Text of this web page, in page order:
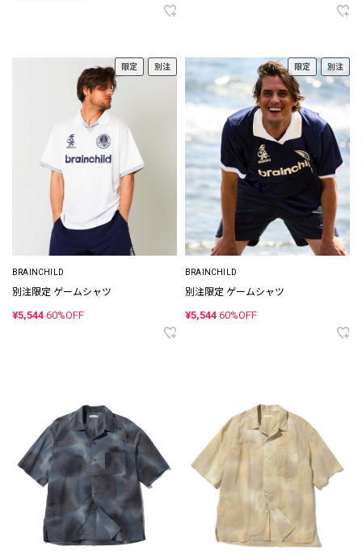
限定 別注
BRAINCHILD
別注限定 ゲームシャツ
¥5,544 60%OFF
限定 別注
BRAINCHILD
別注限定 ゲームシャツ
¥5,544 60%OFF